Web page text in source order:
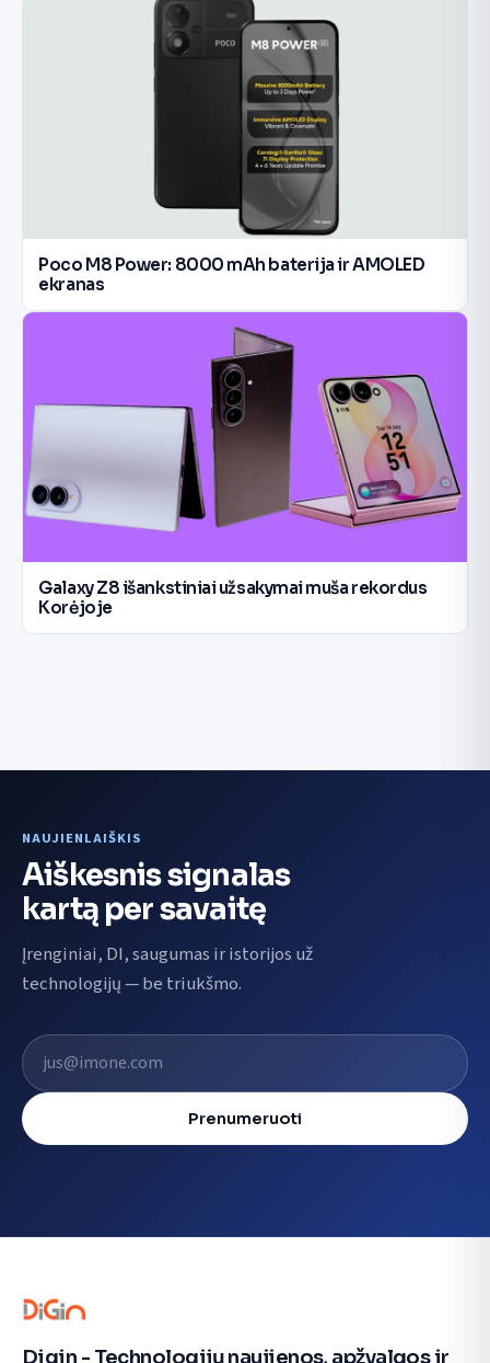
Poco M8 Power: 8000 mAh baterija ir AMOLED
ekranas
Galaxy Z8 išankstiniai užsakymai muša rekordus
Korėjoje
NAUJIENLAIŠKIS
Aiškesnis signalas
kartą per savaitę
Įrenginiai, DI, saugumas ir istorijos už
technologijų — be triukšmo.
El. pašto adresas
Prenumeruoti
Digin - Technologijų naujienos, apžvalgos ir